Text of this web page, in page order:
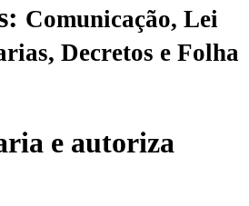
Comunicação, Lei
Decretos e Folha
e autoriza